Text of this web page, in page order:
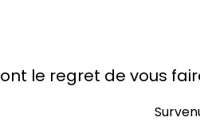
ont le regret de vous